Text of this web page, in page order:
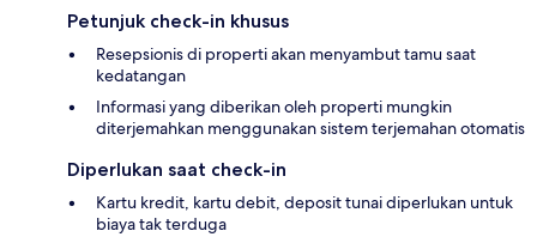
Petunjuk check-in khusus
Resepsionis di properti akan menyambut tamu saat
kedatangan
Informasi yang diberikan oleh properti mungkin
diterjemahkan menggunakan sistem terjemahan otomatis
Diperlukan saat check-in
Kartu kredit, kartu debit, deposit tunai diperlukan untuk
biaya tak terduga